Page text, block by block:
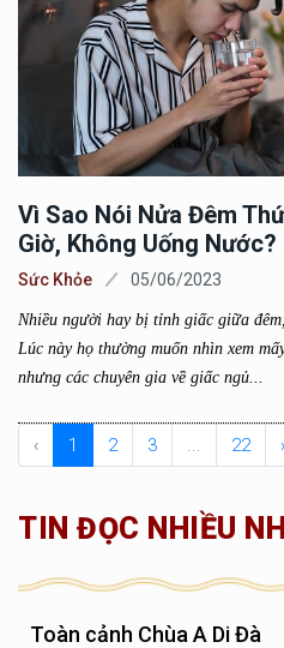
Vì Sao Nói Nửa Đêm
Giờ, Không Uống Nước?
Sức Khỏe 05/06/2023
Nhiều người hay bị tỉnh giấc giữa
Lúc này họ thường muốn nhìn xem
nhưng các chuyên gia về giấc ngủ...
‹ 1 2 3 ... 22 ›
TIN ĐỌC NHIỀU
Toàn cảnh Chùa A Di Đà